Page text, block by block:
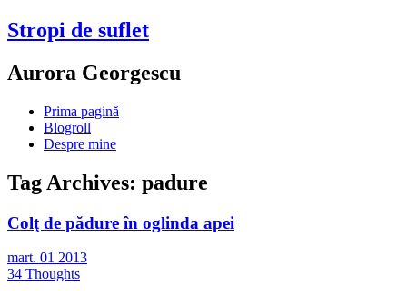
Stropi de suflet
Aurora Georgescu
Prima pagină
Blogroll
Despre mine
Tag Archives: padure
Colţ de pădure în oglinda apei
mart. 01 2013
34 Thoughts